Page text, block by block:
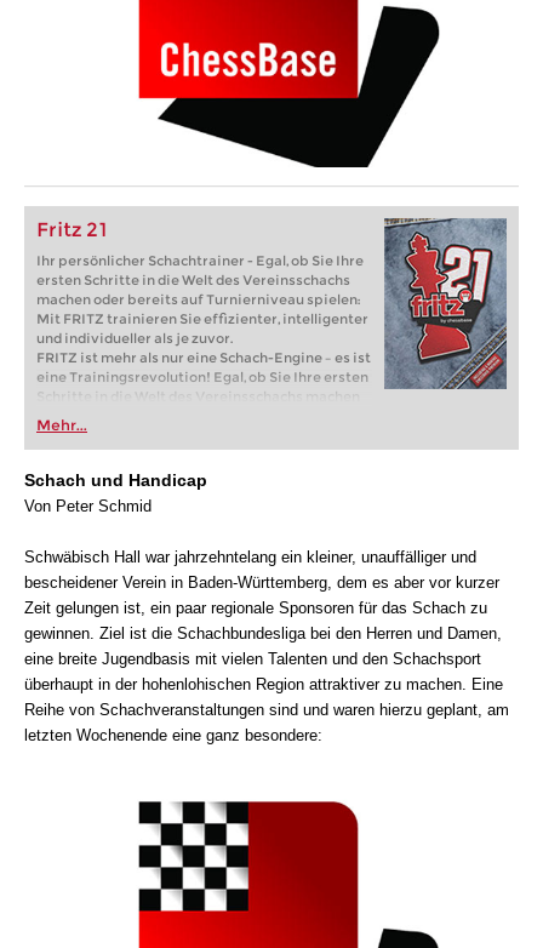
Fritz 21
Ihr persönlicher Schachtrainer - Egal, ob Sie Ihre
ersten Schritte in die Welt des Vereinsschachs
machen oder bereits auf Turnierniveau spielen:
Mit FRITZ trainieren Sie effizienter, intelligenter
und individueller als je zuvor.
FRITZ ist mehr als nur eine Schach-Engine – es ist
eine Trainingsrevolution! Egal, ob Sie Ihre ersten
Schritte in die Welt des Vereinsschachs machen
oder bereits auf Turnierniveau spielen: Mit
FRITZ trainieren Sie effizienter, intelligenter und
individueller als je zuvor.
Mehr...
Schach und Handicap
Von Peter Schmid
Schwäbisch Hall war jahrzehntelang ein kleiner, unauffälliger und
bescheidener Verein in Baden-Württemberg, dem es aber vor kurzer
Zeit gelungen ist, ein paar regionale Sponsoren für das Schach zu
gewinnen. Ziel ist die Schachbundesliga bei den Herren und Damen,
eine breite Jugendbasis mit vielen Talenten und den Schachsport
überhaupt in der hohenlohischen Region attraktiver zu machen. Eine
Reihe von Schachveranstaltungen sind und waren hierzu geplant, am
letzten Wochenende eine ganz besondere: